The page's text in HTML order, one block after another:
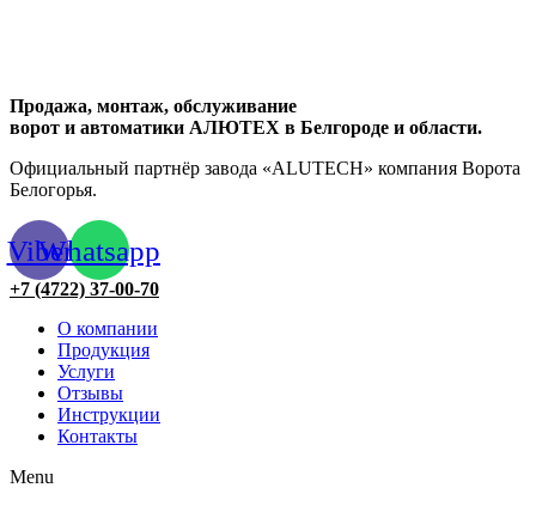
Продажа, монтаж, обслуживание
ворот и автоматики АЛЮТЕХ в Белгороде и области.
Официальный партнёр завода «ALUTECH» компания Ворота
Белогорья.
ViberWhatsapp
+7 (4722) 37-00-70
О компании
Продукция
Услуги
Отзывы
Инструкции
Контакты
Menu